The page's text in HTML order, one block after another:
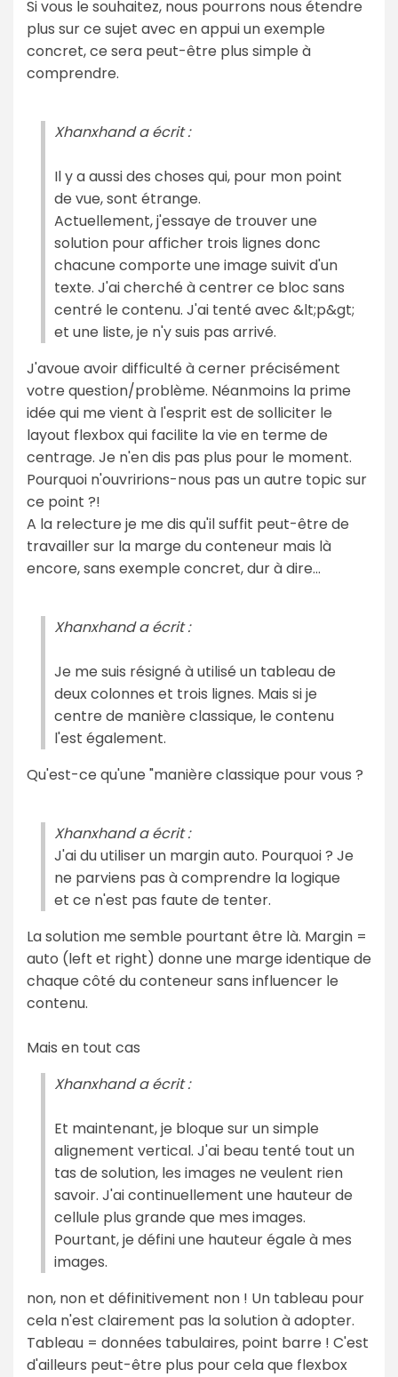
Si vous le souhaitez, nous pourrons nous étendre
plus sur ce sujet avec en appui un exemple
concret, ce sera peut-être plus simple à
comprendre.
Xhanxhand a écrit :
Il y a aussi des choses qui, pour mon point
de vue, sont étrange.
Actuellement, j'essaye de trouver une
solution pour afficher trois lignes donc
chacune comporte une image suivit d'un
texte. J'ai cherché à centrer ce bloc sans
centré le contenu. J'ai tenté avec &lt;p&gt;
et une liste, je n'y suis pas arrivé.
J'avoue avoir difficulté à cerner précisément
votre question/problème. Néanmoins la prime
idée qui me vient à l'esprit est de solliciter le
layout flexbox qui facilite la vie en terme de
centrage. Je n'en dis pas plus pour le moment.
Pourquoi n'ouvririons-nous pas un autre topic sur
ce point ?!
A la relecture je me dis qu'il suffit peut-être de
travailler sur la marge du conteneur mais là
encore, sans exemple concret, dur à dire...
Xhanxhand a écrit :
Je me suis résigné à utilisé un tableau de
deux colonnes et trois lignes. Mais si je
centre de manière classique, le contenu
l'est également.
Qu'est-ce qu'une "manière classique pour vous ?
Xhanxhand a écrit :
J'ai du utiliser un margin auto. Pourquoi ? Je
ne parviens pas à comprendre la logique
et ce n'est pas faute de tenter.
La solution me semble pourtant être là. Margin =
auto (left et right) donne une marge identique de
chaque côté du conteneur sans influencer le
contenu.
Mais en tout cas
Xhanxhand a écrit :
Et maintenant, je bloque sur un simple
alignement vertical. J'ai beau tenté tout un
tas de solution, les images ne veulent rien
savoir. J'ai continuellement une hauteur de
cellule plus grande que mes images.
Pourtant, je défini une hauteur égale à mes
images.
non, non et définitivement non ! Un tableau pour
cela n'est clairement pas la solution à adopter.
Tableau = données tabulaires, point barre ! C'est
d'ailleurs peut-être plus pour cela que flexbox